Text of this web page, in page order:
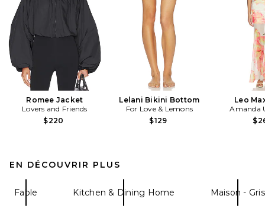
Romee Jacket
Lovers and Friends
$220
Lelani Bikini Bottom
For Love & Lemons
$129
Leo
Amanda
EN DÉCOUVRIR PLUS
Fable Kitchen & Dining Home Maison - Gris